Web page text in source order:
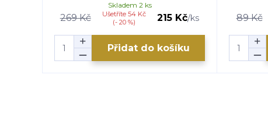
269 Kč
Ušetříte 54 Kč
(- 20 %)
215 Kč/ks
Skladem 2 ks
Přidat do košíku
89 Kč